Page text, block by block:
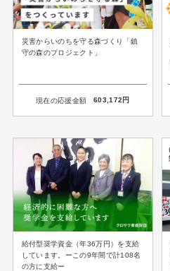
災害からいのちを守る森づくり「鎮
守の森のプロジェクト」
現在の応援金額 603,172円
給付型奨学資金（年36万円）を支給
しています。ーこの9年間で計108名
の方に支給ー